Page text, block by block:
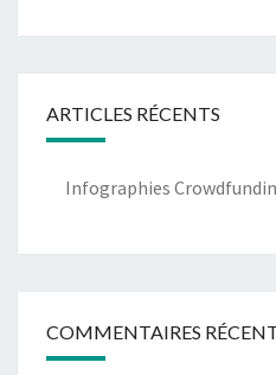
ARTICLES RÉCENTS
Infographies
COMMENTAIRES